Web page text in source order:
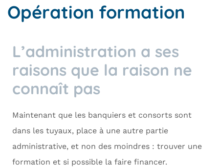
Opération formation
L’administration a ses
raisons que la raison ne
connaît pas
Maintenant que les banquiers et consorts sont
dans les tuyaux, place à une autre partie
administrative, et non des moindres : trouver une
formation et si possible la faire financer.